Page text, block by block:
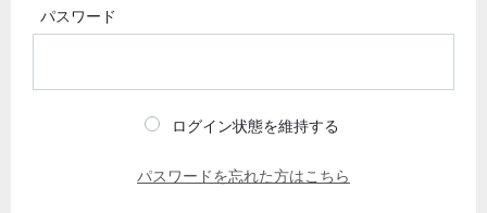
パスワード
ログイン状態を維持する
パスワードを忘れた方はこちら